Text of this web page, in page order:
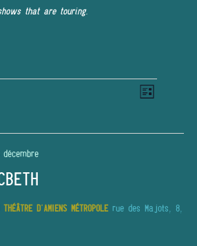
that are touring.
Liste
décembre
D'AMIENS MÉTROPOLE rue des Majots, 8,